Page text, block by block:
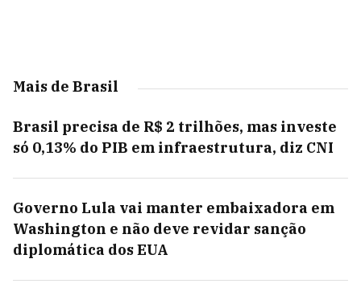
Mais de Brasil
Brasil precisa de R$ 2 trilhões, mas investe
só 0,13% do PIB em infraestrutura, diz CNI
Governo Lula vai manter embaixadora em
Washington e não deve revidar sanção
diplomática dos EUA